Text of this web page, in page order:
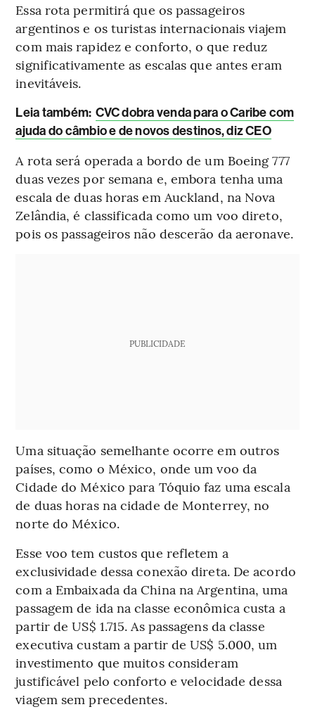
Essa rota permitirá que os passageiros
argentinos e os turistas internacionais viajem
com mais rapidez e conforto, o que reduz
significativamente as escalas que antes eram
inevitáveis.
Leia também: CVC dobra venda para o Caribe com
ajuda do câmbio e de novos destinos, diz CEO
A rota será operada a bordo de um Boeing 777
duas vezes por semana e, embora tenha uma
escala de duas horas em Auckland, na Nova
Zelândia, é classificada como um voo direto,
pois os passageiros não descerão da aeronave.
PUBLICIDADE
Uma situação semelhante ocorre em outros
países, como o México, onde um voo da
Cidade do México para Tóquio faz uma escala
de duas horas na cidade de Monterrey, no
norte do México.
Esse voo tem custos que refletem a
exclusividade dessa conexão direta. De acordo
com a Embaixada da China na Argentina, uma
passagem de ida na classe econômica custa a
partir de US$ 1.715. As passagens da classe
executiva custam a partir de US$ 5.000, um
investimento que muitos consideram
justificável pelo conforto e velocidade dessa
viagem sem precedentes.